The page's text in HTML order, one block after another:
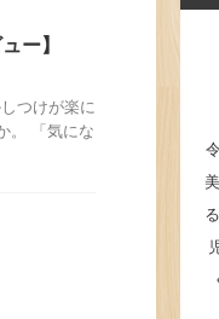
ー】
つけが楽に
。 「気にな